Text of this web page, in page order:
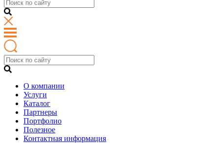
О компании
Услуги
Каталог
Партнеры
Портфолио
Полезное
Контактная информация